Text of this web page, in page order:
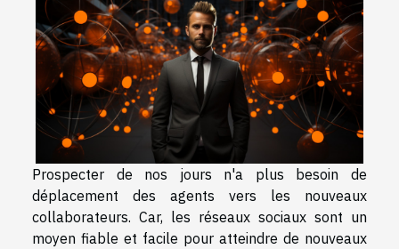
Prospecter de nos jours n'a plus besoin de
déplacement des agents vers les nouveaux
collaborateurs. Car, les réseaux sociaux sont un
moyen fiable et facile pour atteindre de nouveaux